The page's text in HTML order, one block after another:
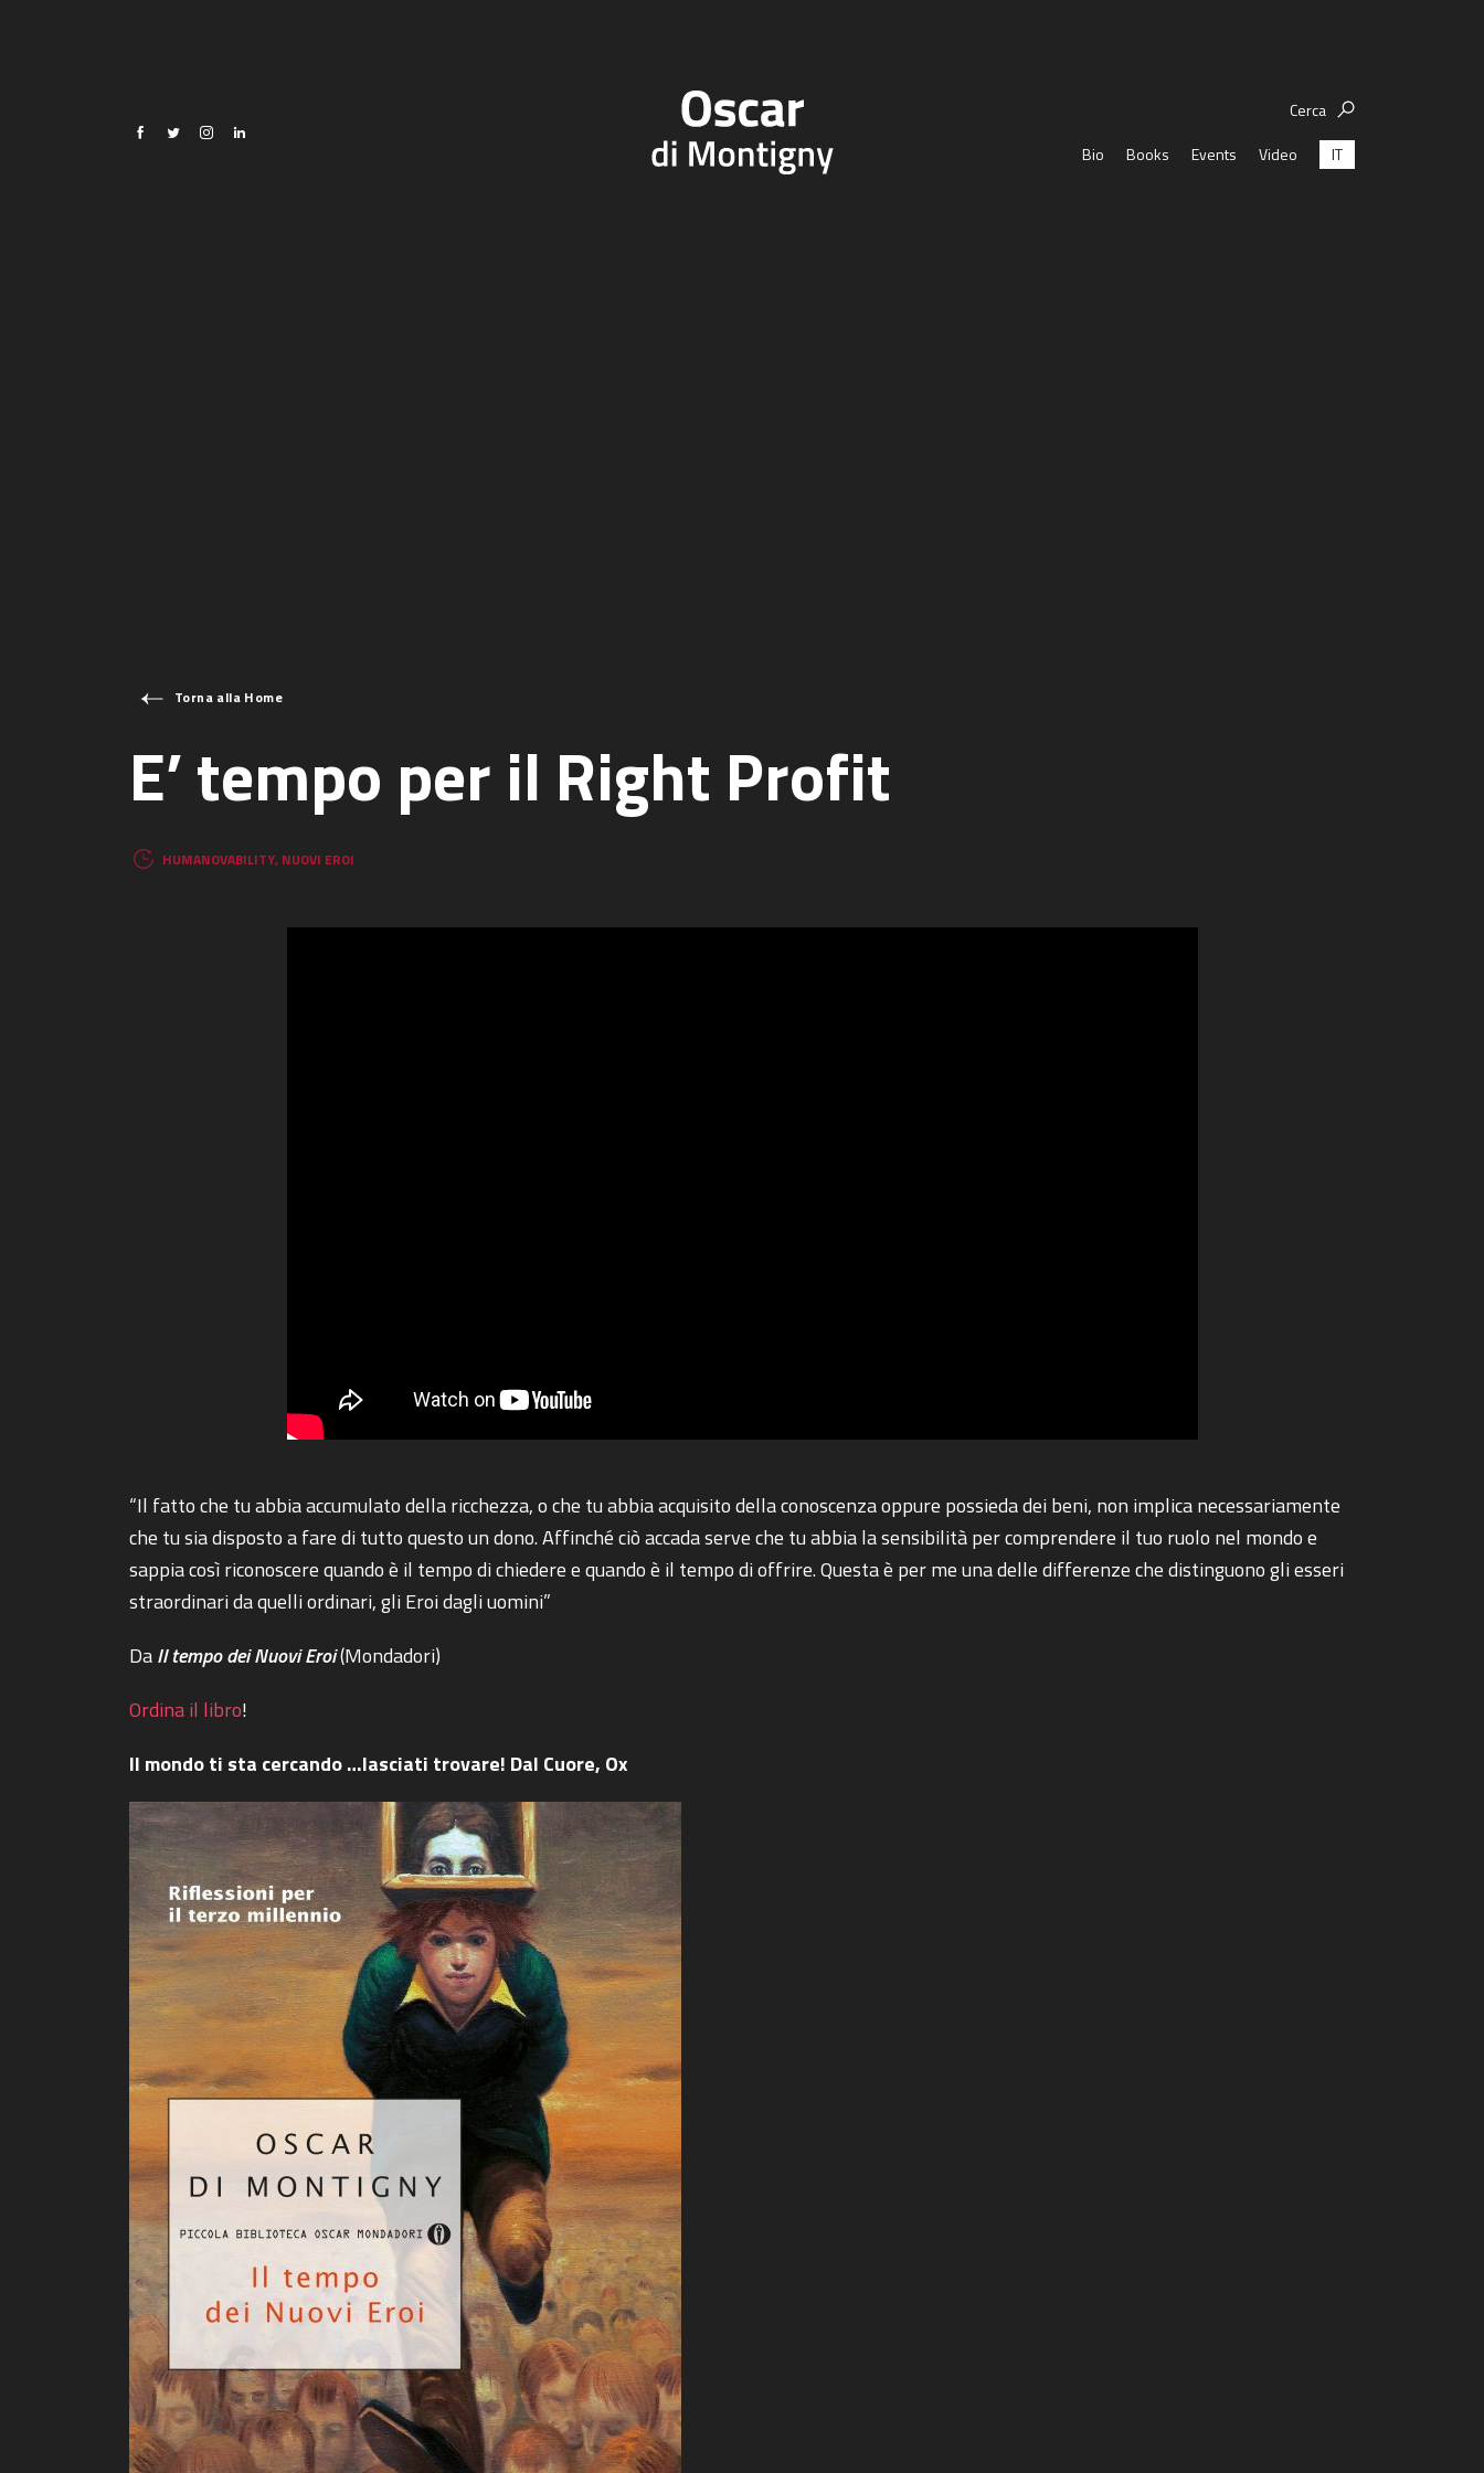
Cerca
Bio
Books Events Video IT
Torna alla Home
E’ tempo per il Right Profit
HUMANOVABILITY, NUOVI EROI
“Il fatto che tu abbia accumulato della ricchezza, o che tu abbia acquisito della conoscenza oppure possieda dei beni, non implica necessariamente
che tu sia disposto a fare di tutto questo un dono. Affinché ciò accada serve che tu abbia la sensibilità per comprendere il tuo ruolo nel mondo e
sappia così riconoscere quando è il tempo di chiedere e quando è il tempo di offrire. Questa è per me una delle differenze che distinguono gli esseri
straordinari da quelli ordinari, gli Eroi dagli uomini”
DaIl tempo dei Nuovi Eroi(Mondadori)
Ordina il libro!
Il mondo ti sta cercando …lasciati trovare! Dal Cuore, Ox
COSA STAI CERCANDO?